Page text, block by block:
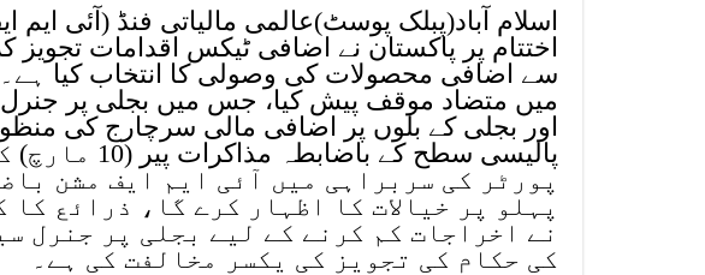
اسلام آباد(پبلک پوسٹ)عالمی مالیاتی فنڈ (آئی
اختتام پر پاکستان نے اضافی ٹیکس اقدامات تجویز
سے اضافی محصولات کی وصولی کا انتخاب کیا
میں متضاد موقف پیش کیا، جس میں بجلی پر
اور بجلی کے بلوں پر اضافی مالی سرچارج کی
پالیسی سطح
پورٹر کی سربراہی میں آئی ایم ایف مشن
پہلو پر خیالات کا اظہار کرے گا، ذرائع
نے اخراجات کم کرنے کے لیے بجلی پر جنرل
کی حکام کی تجویز کی یکسر مخالفت کی ہے۔